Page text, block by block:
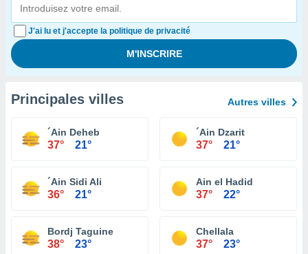
J'ai lu et j'accepte la politique de privacité
Principales villes Autres villes
´Ain Deheb
37° 21°
´Ain Dzarit
37° 21°
´Ain Sidi Ali
36° 21°
Ain el Hadid
37° 22°
Bordj Taguine
38° 23°
Chellala
37° 23°